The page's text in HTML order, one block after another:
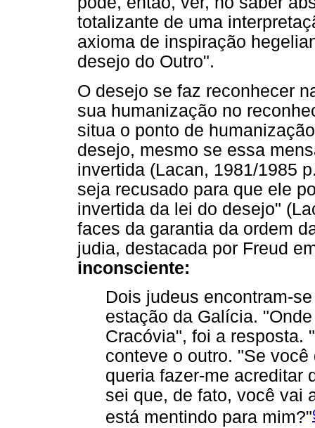
totalizante de uma
axioma de inspiração
desejo do Outro".
O desejo se faz reconhecer
sua humanização no
situa o ponto de
desejo, mesmo se essa
invertida (Lacan, 1981/1985
seja recusado para que ele
invertida da lei do desejo"
faces da garantia da ordem
judia, destacada por Freud
inconsciente:
Dois judeus encontram-
estação da Galícia.
Cracóvia", foi a resposta.
conteve o outro. "Se
queria fazer-me acreditar
sei que, de fato, você vai
está mentindo para mim?"